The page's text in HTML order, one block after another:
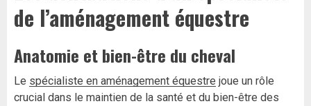
de l’aménagement équestre
Anatomie et bien-être du cheval
Le spécialiste en aménagement équestre joue un rôle
crucial dans le maintien de la santé et du bien-être des